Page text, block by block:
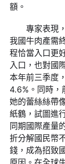
額。
專家表現
我國牛肉產需
程恰當入口更
入口，也對國
本年前三季度
4.6%。同時，
她的蕾絲絲帶
紙鶴，試圖進
同期國際產量
折分解國民幣
錢，成為招致